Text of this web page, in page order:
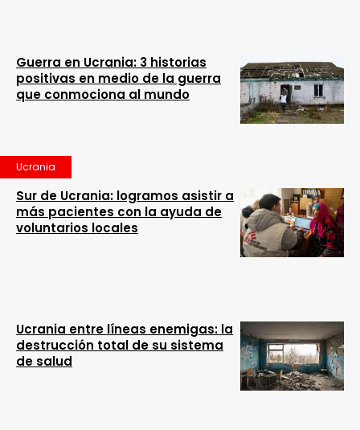
Guerra en Ucrania: 3 historias
positivas en medio de la guerra
que conmociona al mundo
Ucrania
Sur de Ucrania: logramos asistir a
más pacientes con la ayuda de
voluntarios locales
Ucrania entre líneas enemigas: la
destrucción total de su sistema
de salud